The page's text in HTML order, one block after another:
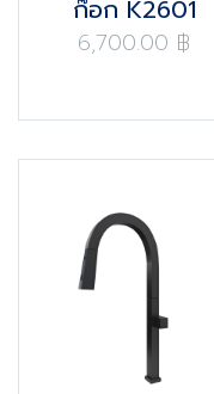
ก๊อก K2601
6,700.00 ฿